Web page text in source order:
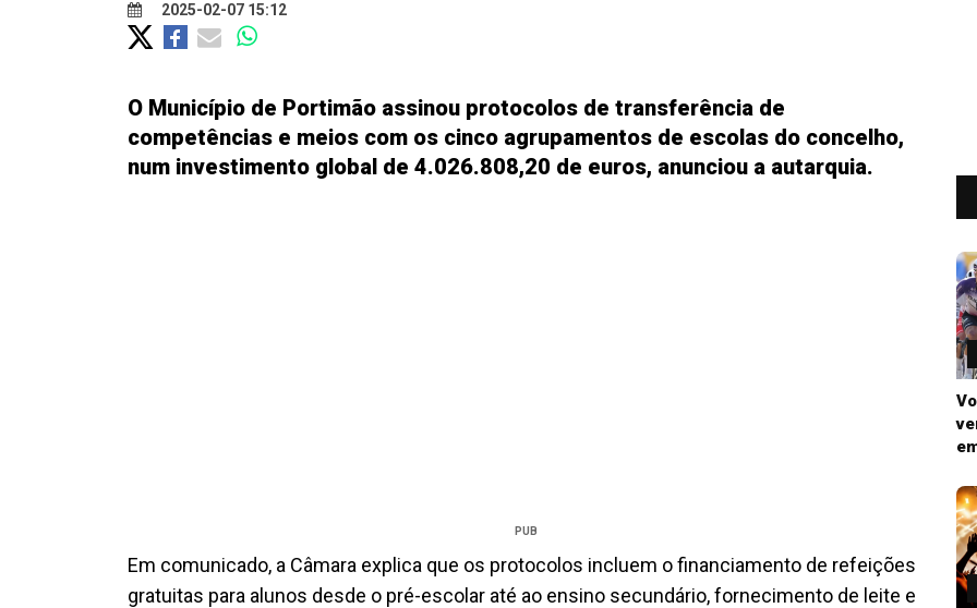
2025-02-07 15:12
O Município de Portimão assinou protocolos de transferência de
competências e meios com os cinco agrupamentos de escolas do concelho,
num investimento global de 4.026.808,20 de euros, anunciou a autarquia.
PUB
Em comunicado, a Câmara explica que os protocolos incluem o financiamento de refeições
gratuitas para alunos desde o pré-escolar até ao ensino secundário, fornecimento de leite e